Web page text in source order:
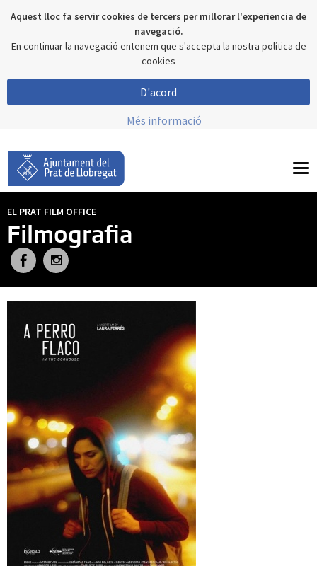
Aquest lloc fa servir cookies de tercers per millorar l'experiencia de
navegació.
En continuar la navegació entenem que s'accepta la nostra política de
cookies
D'acord
Més informació
EL PRAT FILM OFFICE
Filmografia